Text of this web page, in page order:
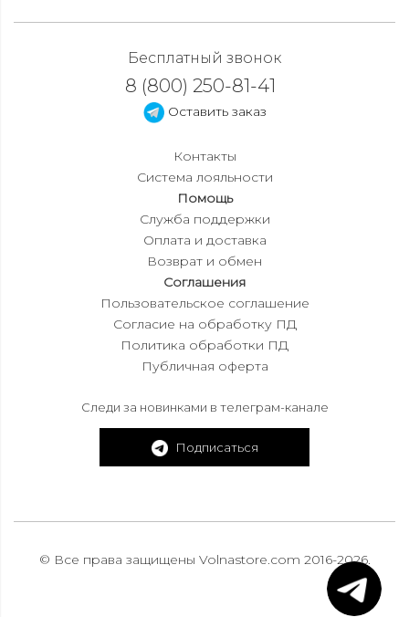
Бесплатный звонок
8 (800) 250-81-41
Оставить заказ
Контакты
Система лояльности
Помощь
Служба поддержки
Оплата и доставка
Возврат и обмен
Соглашения
Пользовательское соглашение
Согласие на обработку ПД
Политика обработки ПД
Публичная оферта
Следи за новинками в телеграм-канале
Подписаться
© Все права защищены Volnastore.com 2016-2026.